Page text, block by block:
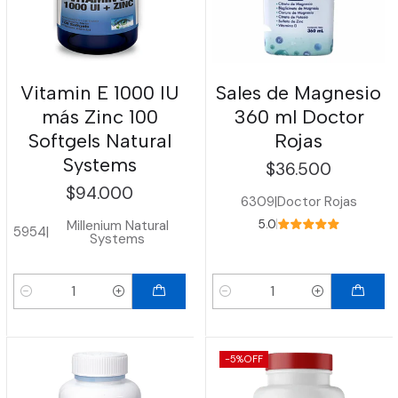
Vitamin E 1000 IU
más Zinc 100
Softgels Natural
Systems
$94.000
5954| Millenium Natural
Systems
Cantidad
Sales de Magnesio
360 ml Doctor
Rojas
$36.500
6309|Doctor Rojas
5.0
Cantidad
-5%OFF